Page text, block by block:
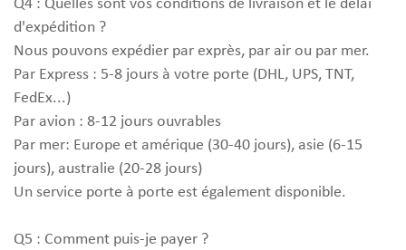
d'expédition ?
Nous pouvons expédier par exprès, par air ou par mer.
Par Express : 5-8 jours à votre porte (DHL, UPS, TNT,
FedEx...)
Par avion : 8-12 jours ouvrables
Par mer: Europe et amérique (30-40 jours), asie (6-15
jours), australie (20-28 jours)
Un service porte à porte est également disponible.
Q5 : Comment puis-je payer ?